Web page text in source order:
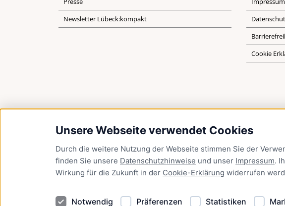
Unsere Webseite verwendet Cookies
Durch die weitere Nutzung der Webseite stimmen Sie der
finden Sie unsere Datenschutzhinweise und unser Impressum.
Wirkung für die Zukunft in der Cookie-Erklärung widerrufen
Notwendig Präferenzen Statistiken
Newsletter Lübeck:kompakt
Cookie